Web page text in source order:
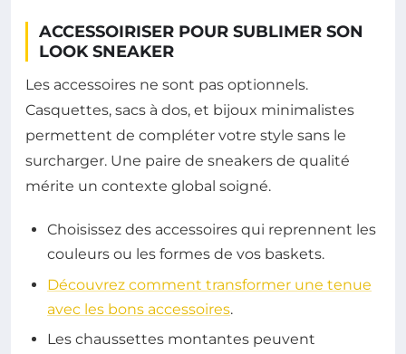
ACCESSOIRISER POUR SUBLIMER SON
LOOK SNEAKER
Les accessoires ne sont pas optionnels.
Casquettes, sacs à dos, et bijoux minimalistes
permettent de compléter votre style sans le
surcharger. Une paire de sneakers de qualité
mérite un contexte global soigné.
Choisissez des accessoires qui reprennent les
couleurs ou les formes de vos baskets.
Découvrez comment transformer une tenue
avec les bons accessoires.
Les chaussettes montantes peuvent